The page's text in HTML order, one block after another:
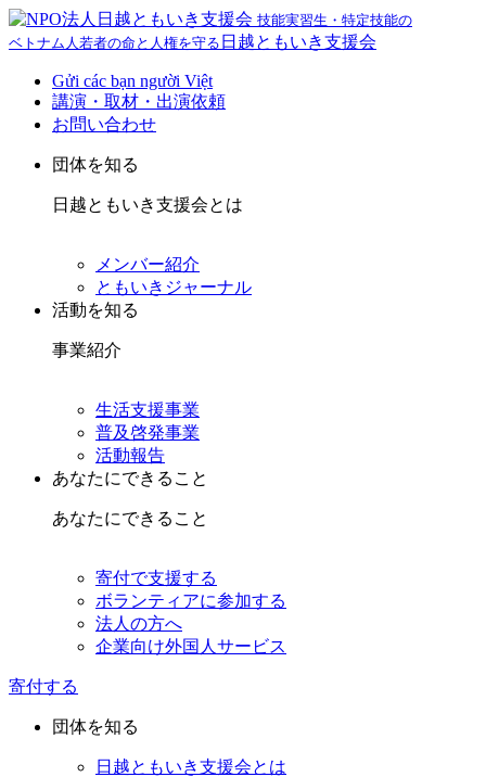
技能実習生・特定技能の
ベトナム人若者の命と人権を守る 日越ともいき支援会
Gửi các bạn người Việt
講演・取材・出演依頼
お問い合わせ
団体を知る
日越ともいき支援会とは
メンバー紹介
ともいきジャーナル
活動を知る
事業紹介
生活支援事業
普及啓発事業
活動報告
あなたにできること
あなたにできること
寄付で支援する
ボランティアに参加する
法人の方へ
企業向け外国人サービス
寄付する
団体を知る
日越ともいき支援会とは